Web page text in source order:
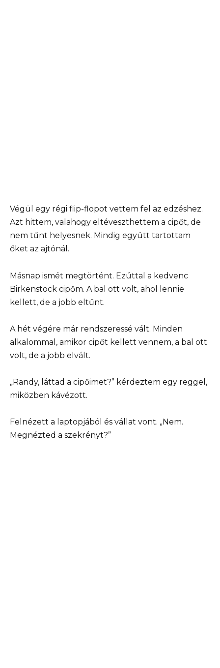
Végül egy régi flip-flopot vettem fel az edzéshez.
Azt hittem, valahogy eltéveszthettem a cipőt, de
nem tűnt helyesnek. Mindig együtt tartottam
őket az ajtónál.
Másnap ismét megtörtént. Ezúttal a kedvenc
Birkenstock cipőm. A bal ott volt, ahol lennie
kellett, de a jobb eltűnt.
A hét végére már rendszeressé vált. Minden
alkalommal, amikor cipőt kellett vennem, a bal ott
volt, de a jobb elvált.
„Randy, láttad a cipőimet?” kérdeztem egy reggel,
miközben kávézott.
Felnézett a laptopjából és vállat vont. „Nem.
Megnézted a szekrényt?”